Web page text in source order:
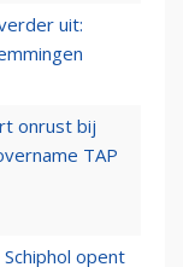
uit:
onrust bij
TAP
opent